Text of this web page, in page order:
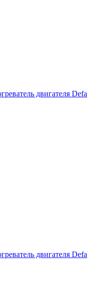
двигателя Defa
двигателя Defa